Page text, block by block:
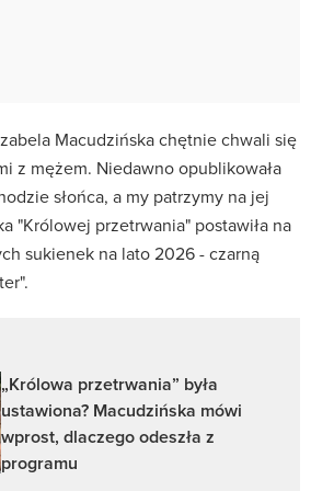
Macudzińska chętnie chwali się
z mężem. Niedawno opublikowała
słońca, a my patrzymy na jej
"Królowej przetrwania" postawiła na
sukienek na lato 2026 - czarną
„Królowa przetrwania” była
ustawiona? Macudzińska mówi
wprost, dlaczego odeszła z
programu